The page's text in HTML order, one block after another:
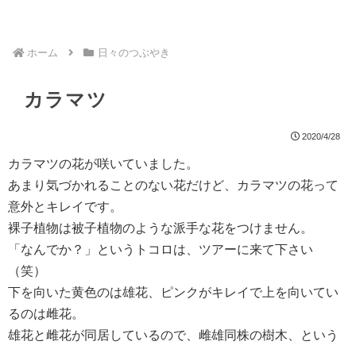
ホーム 日々のつぶやき
カラマツ
2020/4/28
カラマツの花が咲いていました。
あまり気づかれることのない花だけど、カラマツの花って
意外とキレイです。
裸子植物は被子植物のような派手な花をつけません。
「なんでか？」というトコロは、ツアーに来て下さい
（笑）
下を向いた黄色のは雄花、ピンクがキレイで上を向いてい
るのは雌花。
雄花と雌花が同居しているので、雌雄同株の樹木、という